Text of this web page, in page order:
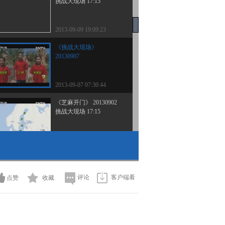
2013-09-09 19:09:23
《挑战大现场》
20130907
2013-09-07 07:30:44
《芝麻开门》 20130902
挑战大现场 17:15
2013-09-02 09:09:28
点赞 收藏 评论 客户端看